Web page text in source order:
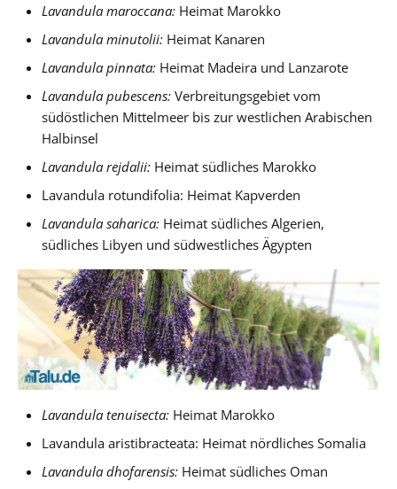
Lavandula maroccana: Heimat Marokko
Lavandula minutolii: Heimat Kanaren
Lavandula pinnata: Heimat Madeira und Lanzarote
Lavandula pubescens: Verbreitungsgebiet vom
südöstlichen Mittelmeer bis zur westlichen Arabischen
Halbinsel
Lavandula rejdalii: Heimat südliches Marokko
Lavandula rotundifolia: Heimat Kapverden
Lavandula saharica: Heimat südliches Algerien,
südliches Libyen und südwestliches Ägypten
Lavandula tenuisecta: Heimat Marokko
Lavandula aristibracteata: Heimat nördliches Somalia
Lavandula dhofarensis: Heimat südliches Oman